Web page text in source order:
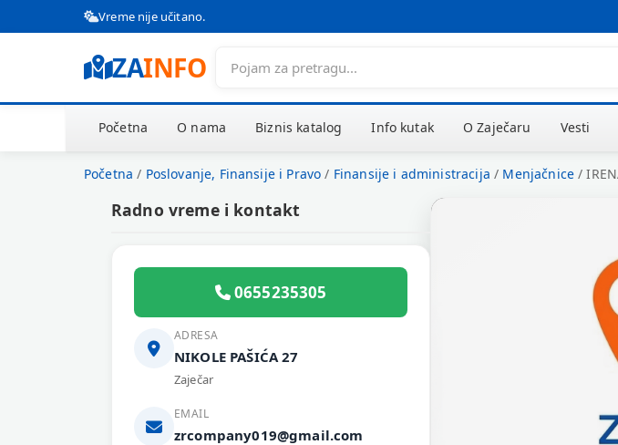
Vreme nije učitano.
ZAINFO
Početna O nama Biznis katalog Info kutak O Zaječaru Vesti
Početna / Poslovanje, Finansije i Pravo / Finansije i administracija / Menjačnice /
Radno vreme i kontakt
0655235305
ADRESA
NIKOLE PAŠIĆA 27
Zaječar
EMAIL
zrcompany019@gmail.com